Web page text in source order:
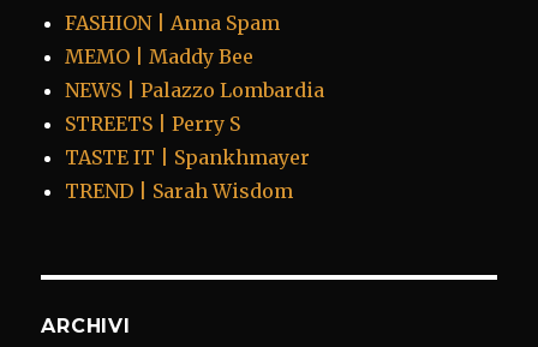
FASHION | Anna Spam
MEMO | Maddy Bee
NEWS | Palazzo Lombardia
STREETS | Perry S
TASTE IT | Spankhmayer
TREND | Sarah Wisdom
ARCHIVI